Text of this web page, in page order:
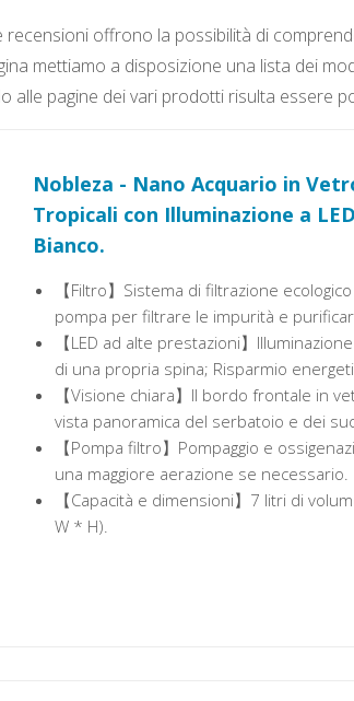
recensioni offrono la possibilità di
mettiamo a disposizione una lista dei
alle pagine dei vari prodotti risulta essere
Nobleza - Nano Acquario in
Tropicali con Illuminazione a
Bianco.
【Filtro】Sistema di filtrazione
pompa per filtrare le impurità e
【LED ad alte prestazioni】
di una propria spina; Risparmio
【Visione chiara】Il bordo frontale in
vista panoramica del serbatoio e dei
【Pompa filtro】Pompaggio e
una maggiore aerazione se necessario.
【Capacità e dimensioni】7 litri di
W * H).